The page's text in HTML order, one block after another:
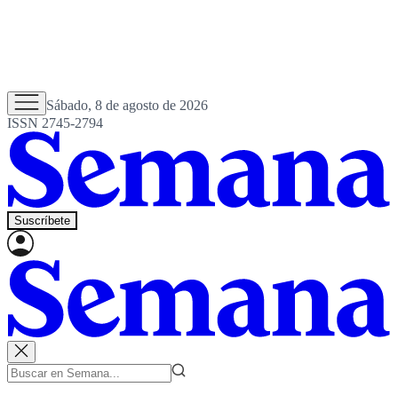
Sábado, 8 de agosto de 2026
ISSN 2745-2794
Suscríbete